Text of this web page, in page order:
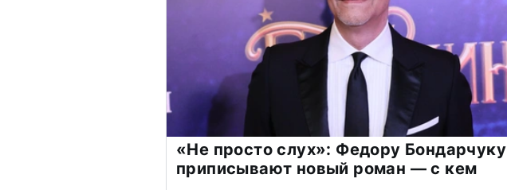
«Не просто слух»: Федору Бондарчуку
приписывают новый роман — с кем